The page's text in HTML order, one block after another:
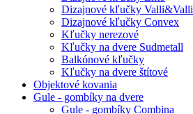
Dizajnové kľučky Valli&Valli
Dizajnové kľučky Convex
Kľučky nerezové
Kľučky na dvere Sudmetall
Balkónové kľučky
Kľučky na dvere štítové
Objektové kovania
Gule - gombíky na dvere
Gule - gombíky Combina